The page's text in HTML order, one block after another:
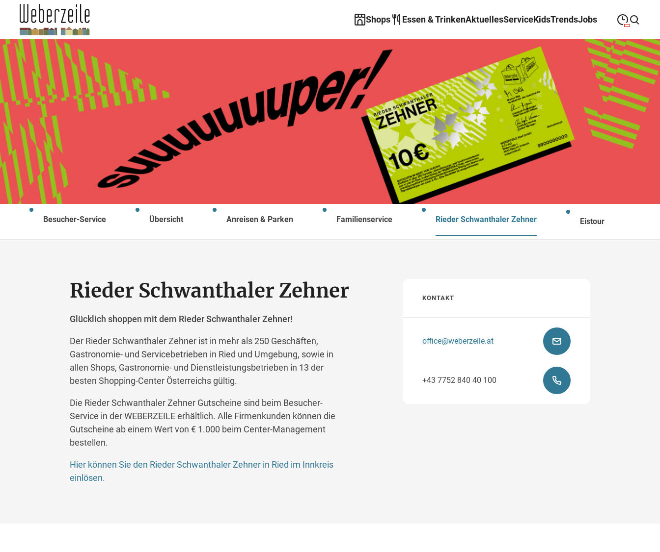
Shops Essen & TrinkenAktuellesServiceKidsTrendsJobs
Suche schließenMontag
MONTAG 09:00—19:00
Dienstag
DIENSTAG 09:00 19:00
Mittwoch
MITTWOCH —19:00
Donnerstag
DONNERSTAG 09:00—19:00
Freitag
FREITAG
Wegbeschreibung
Besucher-Service Übersicht Anreisen & Parken Familienservice Rieder Schwanthaler Zehner Eistour
Rieder Schwanthaler Zehner
Glücklich shoppen mit dem Rieder Schwanthaler Zehner!
Der Rieder Schwanthaler Zehner ist in mehr als 250 Geschäften,
Gastronomie- und Servicebetrieben in Ried und Umgebung, sowie in
allen Shops, Gastronomie- und Dienstleistungsbetrieben in 13 der
besten Shopping-Center Österreichs gültig.
Die Rieder Schwanthaler Zehner Gutscheine sind beim Besucher-
Service in der WEBERZEILE erhältlich. Alle Firmenkunden können die
Gutscheine ab einem Wert von € 1.000 beim Center-Management
bestellen.
Hier können Sie den Rieder Schwanthaler Zehner in Ried im Innkreis
einlösen.
KONTAKT
office@weberzeile.at
+43 7752 840 40 100